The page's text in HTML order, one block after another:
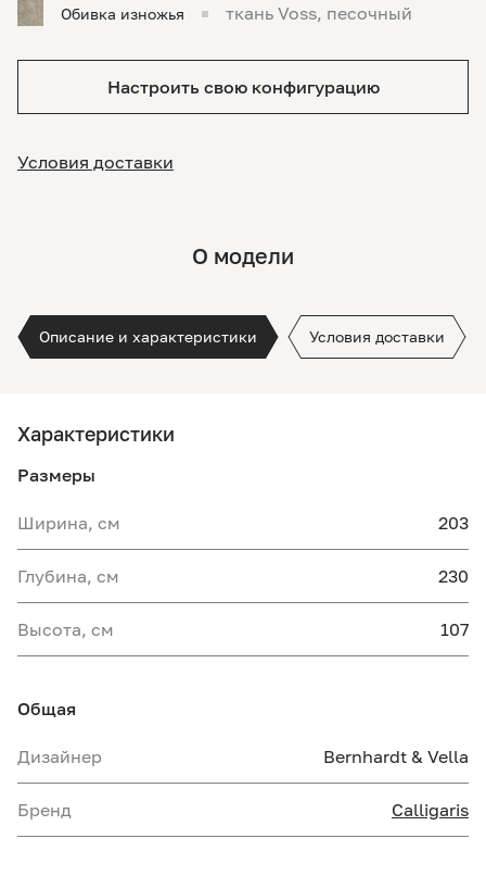
Обивка изножья ткань Voss, песочный
Настроить свою конфигурацию
Условия доставки
О модели
Описание и характеристики Условия доставки
Характеристики
Размеры
Ширина, см 203
Глубина, см 230
Высота, см 107
Общая
Дизайнер Bernhardt & Vella
Бренд Calligaris